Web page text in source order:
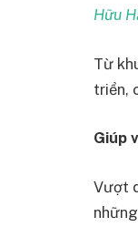
Hữu
Từ
triển,
Giúp
Vượt